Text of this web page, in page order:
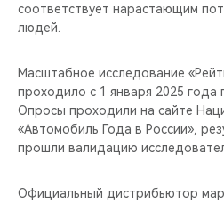
соответствует нарастающим
людей.
Масштабное исследование
проходило с 1 января 2025 года
Опросы проходили на сайте
«Автомобиль Года в России»,
прошли валидацию
Официальный дистрибьютор